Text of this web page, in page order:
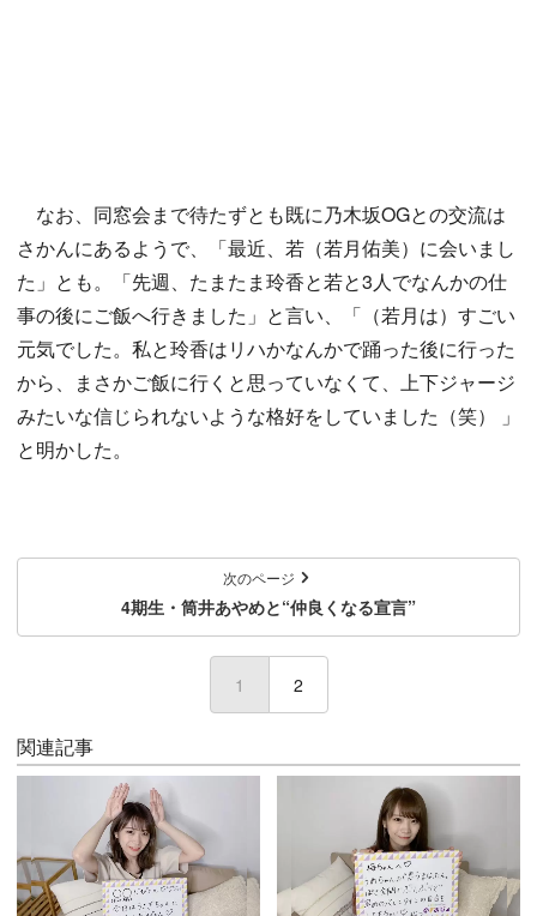
なお、同窓会まで待たずとも既に乃木坂OGとの交流は
さかんにあるようで、「最近、若（若月佑美）に会いまし
た」とも。「先週、たまたま玲香と若と3人でなんかの仕
事の後にご飯へ行きました」と言い、「（若月は）すごい
元気でした。私と玲香はリハかなんかで踊った後に行った
から、まさかご飯に行くと思っていなくて、上下ジャージ
みたいな信じられないような格好をしていました（笑） 」
と明かした。
次のページ
4期生・筒井あやめと“仲良くなる宣言”
1 (current)
2
関連記事